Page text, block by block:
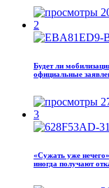
2
Будет ли
официальные
3
«Сужать уже
иногда получают